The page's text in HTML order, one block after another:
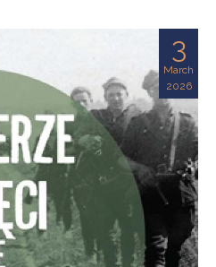
3
March
2026